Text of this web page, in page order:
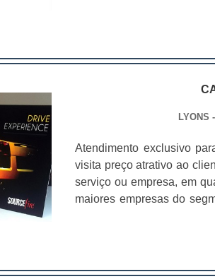
física por calor, na qual o
LYONS
Atendimento exclusivo
visita preço atrativo ao
serviço ou empresa, em
maiores empresas do
networking (criar uma